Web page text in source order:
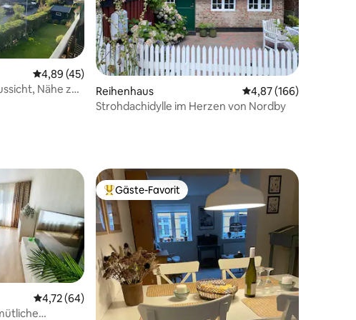
5, 224 Bewertungen
Durchschnittliche Bewertung: 4,89 von 5, 45 Bewertungen
4,89 (45)
Nähe zu
Reihenhaus Durchschnittliche
4,87 (166)
Strohdachidylle im Herzen von Nordby
Durchschnittliche Bewertung: 4,72 von 5, 64 Bewertungen
4,72 (64)
Beliebter Gäste-Favorit.
Gäste-Favorit